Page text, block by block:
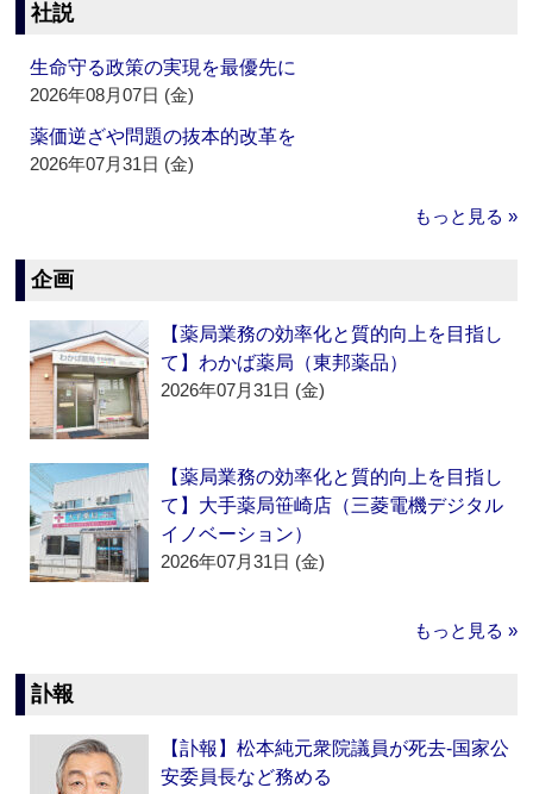
社説
生命守る政策の実現を最優先に
2026年08月07日 (金)
薬価逆ざや問題の抜本的改革を
2026年07月31日 (金)
もっと見る »
企画
【薬局業務の効率化と質的向上を目指し
て】わかば薬局（東邦薬品）
2026年07月31日 (金)
【薬局業務の効率化と質的向上を目指し
て】大手薬局笹崎店（三菱電機デジタル
イノベーション）
2026年07月31日 (金)
もっと見る »
訃報
【訃報】松本純元衆院議員が死去‐国家公
安委員長など務める